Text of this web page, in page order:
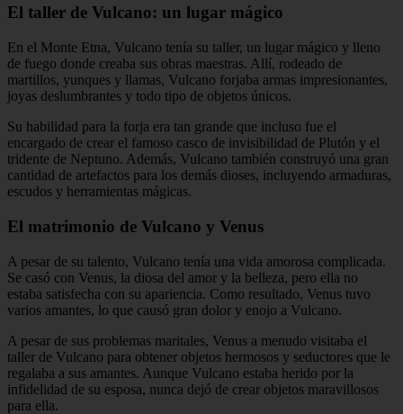
El taller de Vulcano: un lugar mágico
En el Monte Etna, Vulcano tenía su taller, un lugar mágico y lleno
de fuego donde creaba sus obras maestras. Allí, rodeado de
martillos, yunques y llamas, Vulcano forjaba armas impresionantes,
joyas deslumbrantes y todo tipo de objetos únicos.
Su habilidad para la forja era tan grande que incluso fue el
encargado de crear el famoso casco de invisibilidad de Plutón y el
tridente de Neptuno. Además, Vulcano también construyó una gran
cantidad de artefactos para los demás dioses, incluyendo armaduras,
escudos y herramientas mágicas.
El matrimonio de Vulcano y Venus
A pesar de su talento, Vulcano tenía una vida amorosa complicada.
Se casó con Venus, la diosa del amor y la belleza, pero ella no
estaba satisfecha con su apariencia. Como resultado, Venus tuvo
varios amantes, lo que causó gran dolor y enojo a Vulcano.
A pesar de sus problemas maritales, Venus a menudo visitaba el
taller de Vulcano para obtener objetos hermosos y seductores que le
regalaba a sus amantes. Aunque Vulcano estaba herido por la
infidelidad de su esposa, nunca dejó de crear objetos maravillosos
para ella.